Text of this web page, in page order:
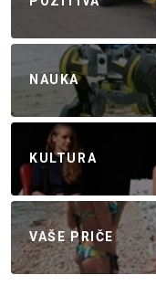
NAUKA
KULTURA
VAŠE PRIČE